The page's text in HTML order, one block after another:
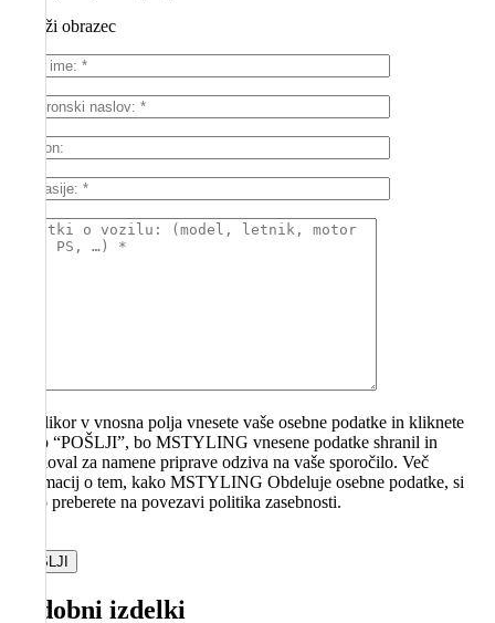
Prikaži obrazec
V kolikor v vnosna polja vnesete vaše osebne podatke in kliknete
gumb “POŠLJI”, bo MSTYLING vnesene podatke shranil in
obdeloval za namene priprave odziva na vaše sporočilo. Več
informacij o tem, kako MSTYLING Obdeluje osebne podatke, si
lahko preberete na povezavi politika zasebnosti.
Podobni izdelki